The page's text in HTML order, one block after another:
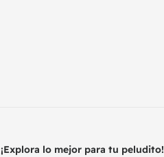
¡Explora lo mejor para tu peludito!